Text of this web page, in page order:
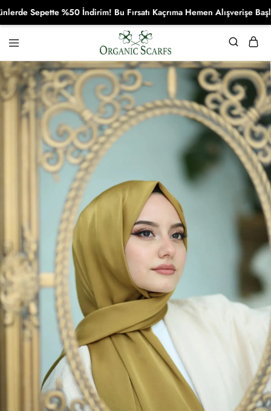
Organikscarf
Sepette %50 İndirim! Bu Fırsatı Kaçrıma Hemen Alışverişe Başla!